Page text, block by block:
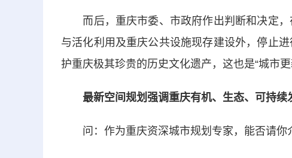
而后，重庆市委、市政府作出判断和决定，
与活化利用及重庆公共设施现存建设外，停止
护重庆极其珍贵的历史文化遗产，这也是“城市更
最新空间规划强调重庆有机、生态、可持续
问：作为重庆资深城市规划专家，能否请你